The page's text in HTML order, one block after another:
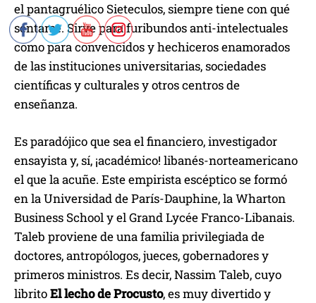
d
e
a
u
d
o
el pantagruélico Sieteculos, siempre tiene con qué
sentarse. Sirve para furibundos anti-intelectuales
como para convencidos y hechiceros enamorados
de las instituciones universitarias, sociedades
científicas y culturales y otros centros de
enseñanza.
Es paradójico que sea el financiero, investigador
ensayista y, sí, ¡académico! libanés-norteamericano
el que la acuñe. Este empirista escéptico se formó
en la Universidad de París-Dauphine, la Wharton
Business School y el Grand Lycée Franco-Libanais.
Taleb proviene de una familia privilegiada de
doctores, antropólogos, jueces, gobernadores y
primeros ministros. Es decir, Nassim Taleb, cuyo
libritoEl lecho de Procusto, es muy divertido y